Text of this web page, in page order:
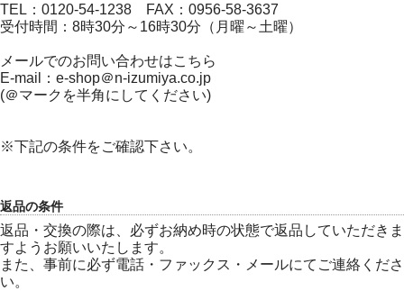
TEL：0120-54-1238 FAX：0956-58-3637
受付時間：8時30分～16時30分（月曜～土曜）
メールでのお問い合わせはこちら
E-mail：e-shop＠n-izumiya.co.jp
(＠マークを半角にしてください)
※下記の条件をご確認下さい。
返品の条件
返品・交換の際は、必ずお納め時の状態で返品していただきま
すようお願いいたします。
また、事前に必ず電話・ファックス・メールにてご連絡くださ
い。